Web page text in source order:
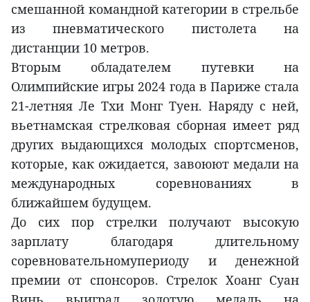
смешанной командной категории в стрельбе
из пневматического пистолета на
дистанции 10 метров.
Вторым обладателем путевки на
Олимпийские игры 2024 года в Париже стала
21-летняя Ле Тхи Монг Туен. Наряду с ней,
вьетнамская стрелковая сборная имеет ряд
других выдающихся молодых спортсменов,
которые, как ожидается, завоюют медали на
международных соревнованиях в
ближайшем будущем.
До сих пор стрелки получают высокую
зарплату благодаря длительному
соревновательномупериоду и денежной
премии от спонсоров. Стрелок Хоанг Суан